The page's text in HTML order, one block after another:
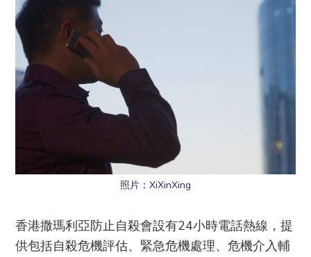
照片：XiXinXing
香港撒瑪利亞防止自殺會設有24小時電話熱線，提
供包括自殺危機評估、緊急危機處理、危機介入輔